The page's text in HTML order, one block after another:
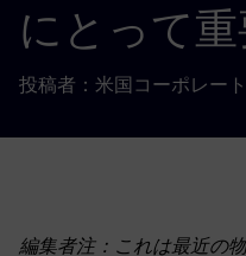
にとって
投稿者：米国コーポレー
編集者注：これは最近の